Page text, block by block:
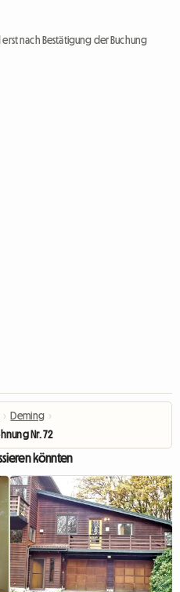
nach Bestätigung der Buchung
› Deming ›
Nr. 72
könnten